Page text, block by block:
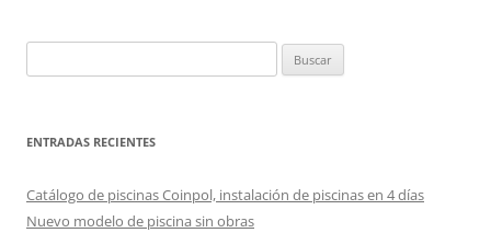
ENTRADAS RECIENTES
Catálogo de piscinas Coinpol, instalación de piscinas en 4 días
Nuevo modelo de piscina sin obras